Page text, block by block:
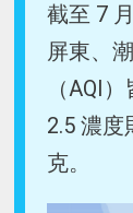
截至 7
屏東、
（AQI
2.5 濃度
克。